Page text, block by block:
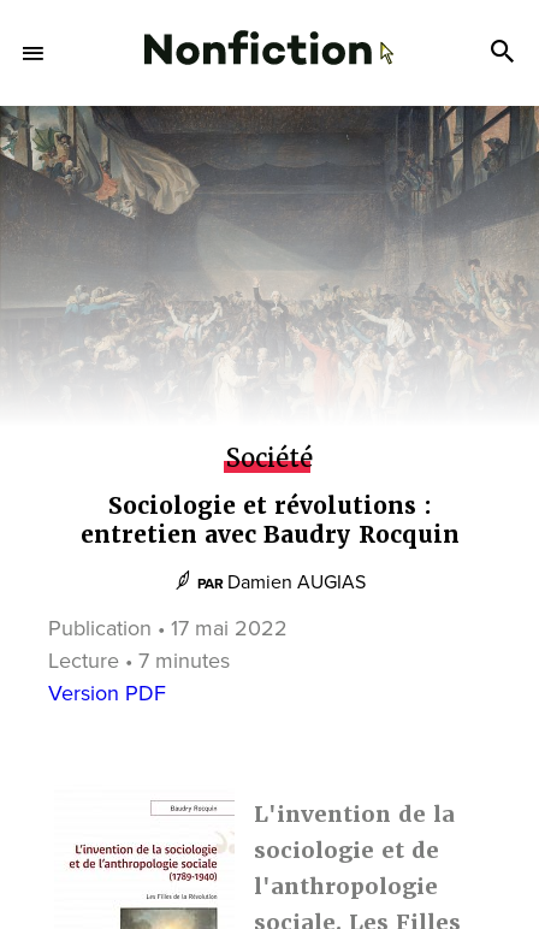
Société
Sociologie et révolutions :
entretien avec Baudry Rocquin
PAR Damien AUGIAS
Publication • 17 mai 2022
Lecture • 7 minutes
Version PDF
L'invention de la
sociologie et de
l'anthropologie
sociale. Les Filles